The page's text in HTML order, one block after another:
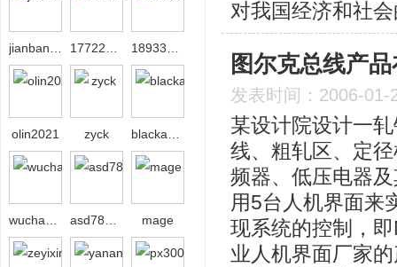
olin2021 zyck
mage
对我国经济和社
图尔克总线产
发表时间：2006-01-
某设计院设计一
线、粗轧区、定
频器、低压电器
用5台人机界面来
现系统的控制，
业人机界面厂家